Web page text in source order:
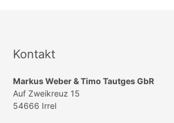
Kontakt
Markus Weber & Timo Tautges GbR
Auf Zweikreuz 15
54666 Irrel